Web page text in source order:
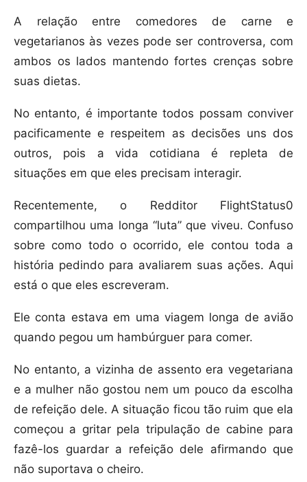
A relação entre comedores de carne e
vegetarianos às vezes pode ser controversa, com
ambos os lados mantendo fortes crenças sobre
suas dietas.
No entanto, é importante todos possam conviver
pacificamente e respeitem as decisões uns dos
outros, pois a vida cotidiana é repleta de
situações em que eles precisam interagir.
Recentemente, o Redditor FlightStatus0
compartilhou uma longa “luta” que viveu. Confuso
sobre como todo o ocorrido, ele contou toda a
história pedindo para avaliarem suas ações. Aqui
está o que eles escreveram.
Ele conta estava em uma viagem longa de avião
quando pegou um hambúrguer para comer.
No entanto, a vizinha de assento era vegetariana
e a mulher não gostou nem um pouco da escolha
de refeição dele. A situação ficou tão ruim que ela
começou a gritar pela tripulação de cabine para
fazê-los guardar a refeição dele afirmando que
não suportava o cheiro.